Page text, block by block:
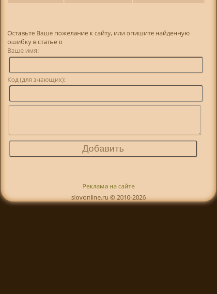
Оставьте Ваше пожелание к сайту, или опишите найденную
ошибку в статье о
Ваше имя:
Код (для знающих):
Реклама на сайте
slovonline.ru © 2010-2026